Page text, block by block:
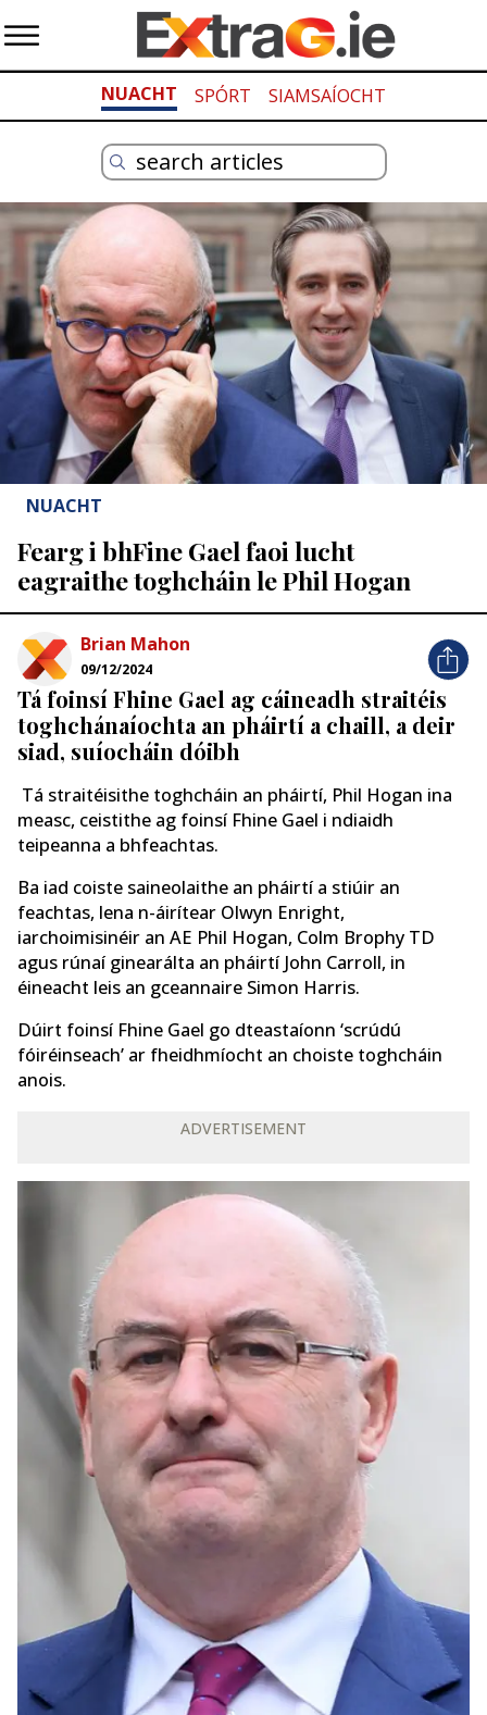
NUACHT SPÓRT SIAMSAÍOCHT
NUACHT
Fearg i bhFine Gael faoi lucht
eagraithe toghcháin le Phil Hogan
Brian Mahon
09/12/2024
Tá foinsí Fhine Gael ag cáineadh straitéis
toghchánaíochta an pháirtí a chaill, a deir
siad, suíocháin dóibh
Tá straitéisithe toghcháin an pháirtí, Phil Hogan ina
measc, ceistithe ag foinsí Fhine Gael i ndiaidh
teipeanna a bhfeachtas.
Ba iad coiste saineolaithe an pháirtí a stiúir an
feachtas, lena n-áirítear Olwyn Enright,
iarchoimisinéir an AE Phil Hogan, Colm Brophy TD
agus rúnaí ginearálta an pháirtí John Carroll, in
éineacht leis an gceannaire Simon Harris.
Dúirt foinsí Fhine Gael go dteastaíonn ‘scrúdú
fóiréinseach’ ar fheidhmíocht an choiste toghcháin
anois.
ADVERTISEMENT